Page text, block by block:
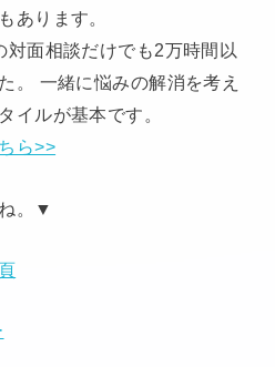
あります。
対面相談だけでも2万時間以
。 一緒に悩みの解消を考え
イルが基本です。
ら>>
。▼